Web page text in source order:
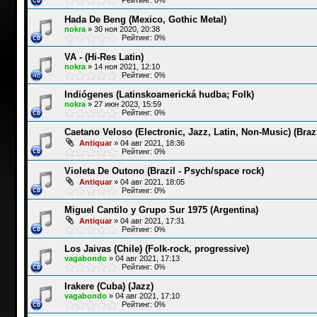
Hada De Beng (Mexico, Gothic Metal)
nokra» 30 ноя 2020, 20:38
Рейтинг: 0%
VA - (Hi-Res Latin)
nokra» 14 ноя 2021, 12:10
Рейтинг: 0%
Indiógenes (Latinskoamerická hudba; Folk)
nokra» 27 июн 2023, 15:59
Рейтинг: 0%
Caetano Veloso (Electronic, Jazz, Latin, Non-Music)
Antiquar» 04 авг 2021, 18:36
Рейтинг: 0%
Violeta De Outono (Brazil - Psych/space rock)
Antiquar» 04 авг 2021, 18:05
Рейтинг: 0%
Miguel Cantilo y Grupo Sur 1975 (Argentina)
Antiquar» 04 авг 2021, 17:31
Рейтинг: 0%
Los Jaivas (Chile) (Folk-rock, progressive)
vagabondo» 04 авг 2021, 17:13
Рейтинг: 0%
Irakere (Cuba) (Jazz)
vagabondo» 04 авг 2021, 17:10
Рейтинг: 0%